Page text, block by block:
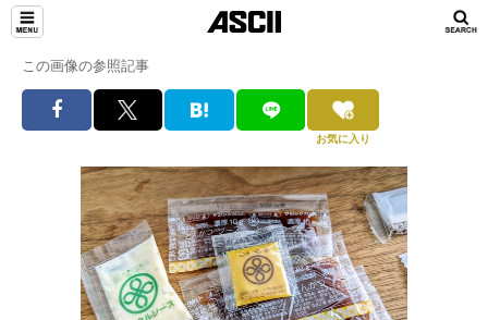
この画像の参照記事
お気に入り